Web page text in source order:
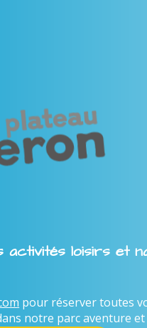
activités loisirs et
pour réserver toutes
notre parc aventure et